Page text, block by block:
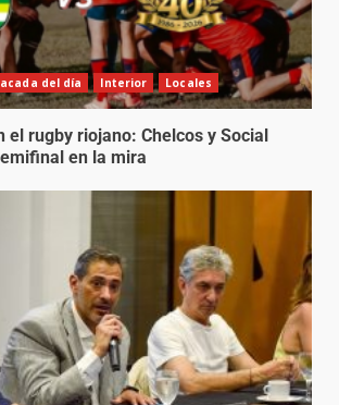
del día Interior Locales
el rugby riojano: Chelcos y Social
en la mira